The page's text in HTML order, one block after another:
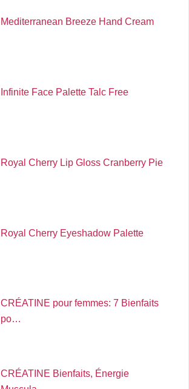
Mediterranean Breeze Hand Cream
Infinite Face Palette Talc Free
Royal Cherry Lip Gloss Cranberry Pie
Royal Cherry Eyeshadow Palette
CRÉATINE pour femmes: 7 Bienfaits
po…
CRÉATINE Bienfaits, Énergie